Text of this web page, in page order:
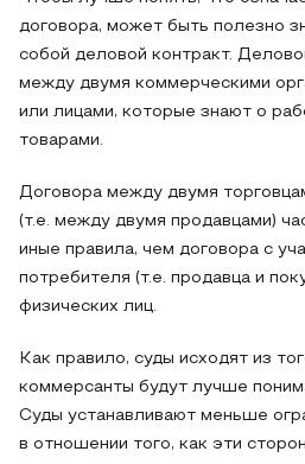
договора, может быть полезно
собой деловой контракт.
между двумя коммерческими
или лицами, которые знают о
товарами.
Договора между двумя
(т.е. между двумя продавцами)
иные правила, чем договора с
потребителя (т.е. продавца и
физических лиц.
Как правило, суды исходят из
коммерсанты будут лучше
Суды устанавливают меньше
в отношении того, как эти